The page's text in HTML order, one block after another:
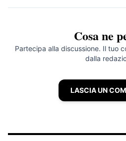
Cosa ne
Partecipa alla discussione. Il tuo
dalla
LASCIA UN